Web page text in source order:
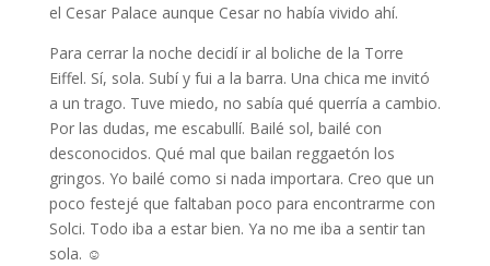
el Cesar Palace aunque Cesar no había vivido ahí.
Para cerrar la noche decidí ir al boliche de la Torre
Eiffel. Sí, sola. Subí y fui a la barra. Una chica me invitó
a un trago. Tuve miedo, no sabía qué querría a cambio.
Por las dudas, me escabullí. Bailé sol, bailé con
desconocidos. Qué mal que bailan reggaetón los
gringos. Yo bailé como si nada importara. Creo que un
poco festejé que faltaban poco para encontrarme con
Solci. Todo iba a estar bien. Ya no me iba a sentir tan
sola. ☺️